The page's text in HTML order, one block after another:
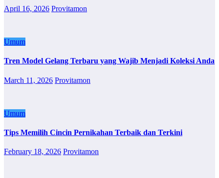
April 16, 2026 Provitamon
Umum
Tren Model Gelang Terbaru yang Wajib Menjadi Koleksi Anda
March 11, 2026 Provitamon
Umum
Tips Memilih Cincin Pernikahan Terbaik dan Terkini
February 18, 2026 Provitamon